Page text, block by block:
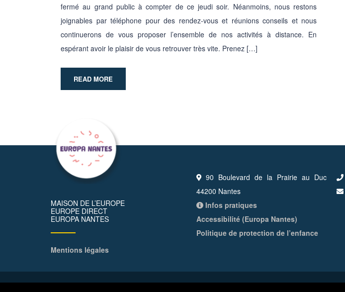
fermé au grand public à compter de ce jeudi soir. Néanmoins, nous restons
joignables par téléphone pour des rendez-vous et réunions conseils et nous
continuerons de vous proposer l’ensemble de nos activités à distance. En
espérant avoir le plaisir de vous retrouver très vite. Prenez […]
READ MORE
MAISON DE L’EUROPE
EUROPE DIRECT
EUROPA NANTES
Mentions légales
90 Boulevard de la Prairie au Duc
44200 Nantes
Infos pratiques
Accessibilité (Europa Nantes)
Politique de protection de l’enfance